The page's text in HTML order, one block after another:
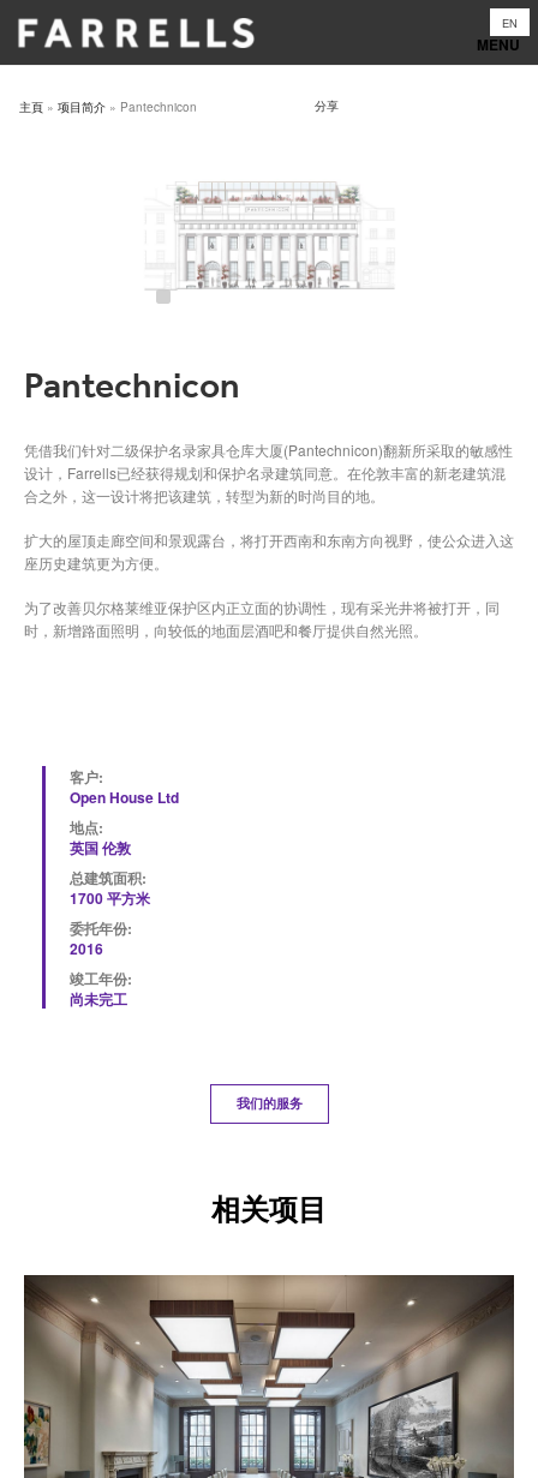
content
EN
主頁 » 项目简介 » Pantechnicon 分享
Pantechnicon
凭借我们针对二级保护名录家具仓库大厦(Pantechnicon)翻新所采取的敏感性
设计，Farrells已经获得规划和保护名录建筑同意。在伦敦丰富的新老建筑混
合之外，这一设计将把该建筑，转型为新的时尚目的地。
扩大的屋顶走廊空间和景观露台，将打开西南和东南方向视野，使公众进入这
座历史建筑更为方便。
为了改善贝尔格莱维亚保护区内正立面的协调性，现有采光井将被打开，同
时，新增路面照明，向较低的地面层酒吧和餐厅提供自然光照。
客户:
Open House Ltd
地点:
英国 伦敦
总建筑面积:
1700 平方米
委托年份:
2016
竣工年份:
尚未完工
我们的服务
相关项目